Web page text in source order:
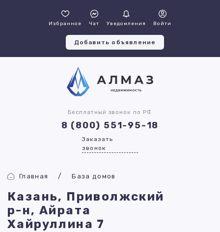
Избранное Чат Уведомления Войти
Добавить объявление
Бесплатный звонок по РФ
8 (800) 551-95-18
Заказать
звонок
Главная База домов
Казань, Приволжский
р-н, Айрата
Хайруллина 7